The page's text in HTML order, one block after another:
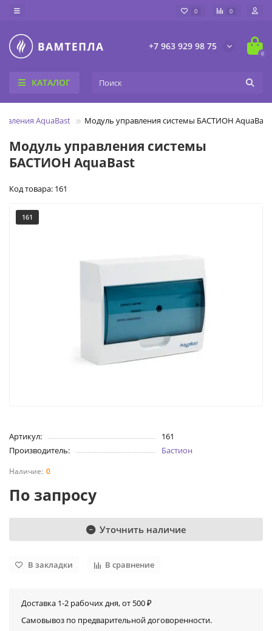
0 0
+7 963 929 98 75
0
КАТАЛОГ
AquaBast Модуль управления системы БАСТИОН AquaBast
Модуль управления системы
БАСТИОН AquaBast
Код товара: 161
161
Артикул:
161
Производитель:
Бастион
0
По запросу
Уточнить наличие
В закладки В сравнение
Доставка 1-2 рабочих дня, от 500 ₽
Самовывоз по предварительной договоренности.